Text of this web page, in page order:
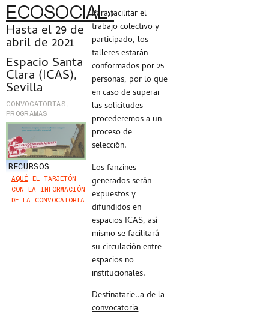
ECOSOCIAL»​
Hasta el 29 de
abril de 2021
Espacio Santa
Clara (ICAS),
Sevilla
CONVOCATORIAS ,
PROGRAMAS
RECURSOS
AQUÍ EL TARJETÓN
CON LA INFORMACIÓN
DE LA CONVOCATORIA
Para facilitar el
trabajo colectivo y
participado, los
talleres estarán
conformados por 25
personas, por lo que
en caso de superar
las solicitudes
procederemos a un
proceso de
selección.
Los fanzines
generados serán
expuestos y
difundidos en
espacios ICAS, así
mismo se facilitará
su circulación entre
espacios no
institucionales.
Destinatarie..a de la
convocatoria